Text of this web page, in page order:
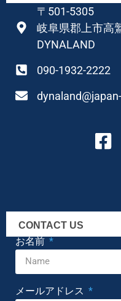
〒501-5305
岐阜県郡上市高
DYNALAND
090-1932-2222
CONTACT US
お名前
メールアドレス